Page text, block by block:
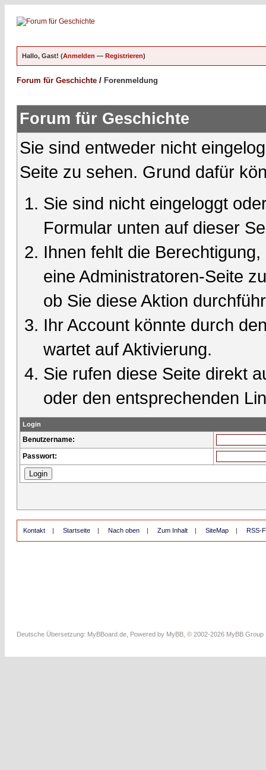
Hallo, Gast! (Anmelden — Registrieren)
Forum für Geschichte / Forenmeldung
Forum für Geschichte
Sie sind entweder nicht
Seite zu sehen. Grund dafür
Sie sind nicht eingeloggt
Formular unten auf dieser
Ihnen fehlt die
eine Administratoren-Seite
ob Sie diese Aktion
Ihr Account könnte durch
wartet auf Aktivierung.
Sie rufen diese Seite direkt
oder den entsprechenden
Login
Benutzername:
Passwort:
Kontakt | Startseite | Nach oben | Zum Inhalt | SiteMap | RSS-
Deutsche Übersetzung: MyBBoard.de , Powered by MyBB , © 2002-2026 MyBB Group